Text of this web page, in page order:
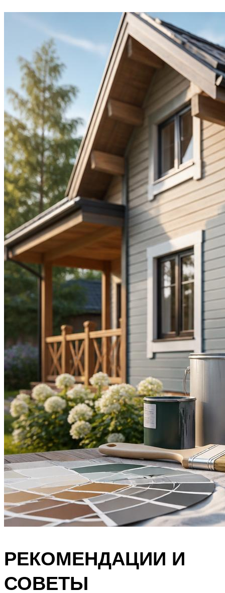
РЕКОМЕНДАЦИИ И
СОВЕТЫ